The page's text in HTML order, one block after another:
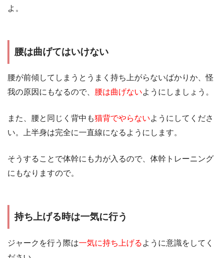
よ。
腰は曲げてはいけない
腰が前傾してしまうとうまく持ち上がらないばかりか、怪
我の原因にもなるので、 腰は曲げないようにしましょう。
また、腰と同じく背中も猫背でやらないようにしてくださ
い。上半身は完全に一直線になるようにします。
そうすることで体幹にも力が入るので、体幹トレーニング
にもなりますので。
持ち上げる時は一気に行う
ジャークを行う際は一気に持ち上げる ように意識をしてく